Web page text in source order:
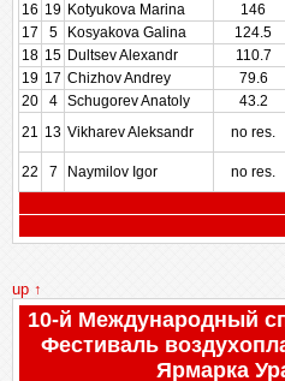
16 19 Kotyukova Marina 146
17
5 Kosyakova Galina 124.5
18 15 Dultsev Alexandr 110.7
19 17 Chizhov Andrey 79.6
20
4 Schugorev Anatoly 43.2
21 13 Vikharev Aleksandr no res.
22
7 Naymilov Igor no res.
up ↑
10-й Международный
Фестиваль
Ярмарка